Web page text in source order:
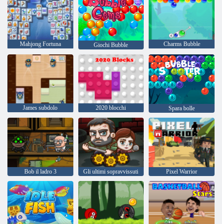
Mahjong Fortuna Giochi Bubble Charms Bubble
James subdolo 2020 blocchi Spara bolle
Bob il ladro 3 Gli ultimi sopravvissuti Pixel Warrior